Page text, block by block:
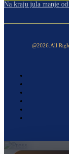
Na kraju jula manje
@2026.All